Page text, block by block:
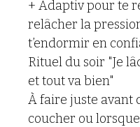
+ Adaptiv pour te
relâcher la
t’endormir en
Rituel du soir "Je
et tout va bien"
À faire juste avant
coucher ou